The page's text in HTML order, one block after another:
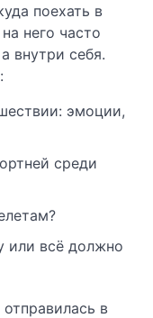
поехать в
него часто
внутри себя.
эмоции,
среди
или всё должно
в